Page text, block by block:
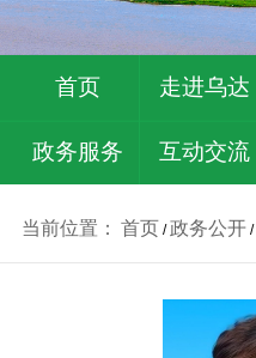
首页 走进乌达
政务服务 互动交流
当前位置： 首页 /政务公开/